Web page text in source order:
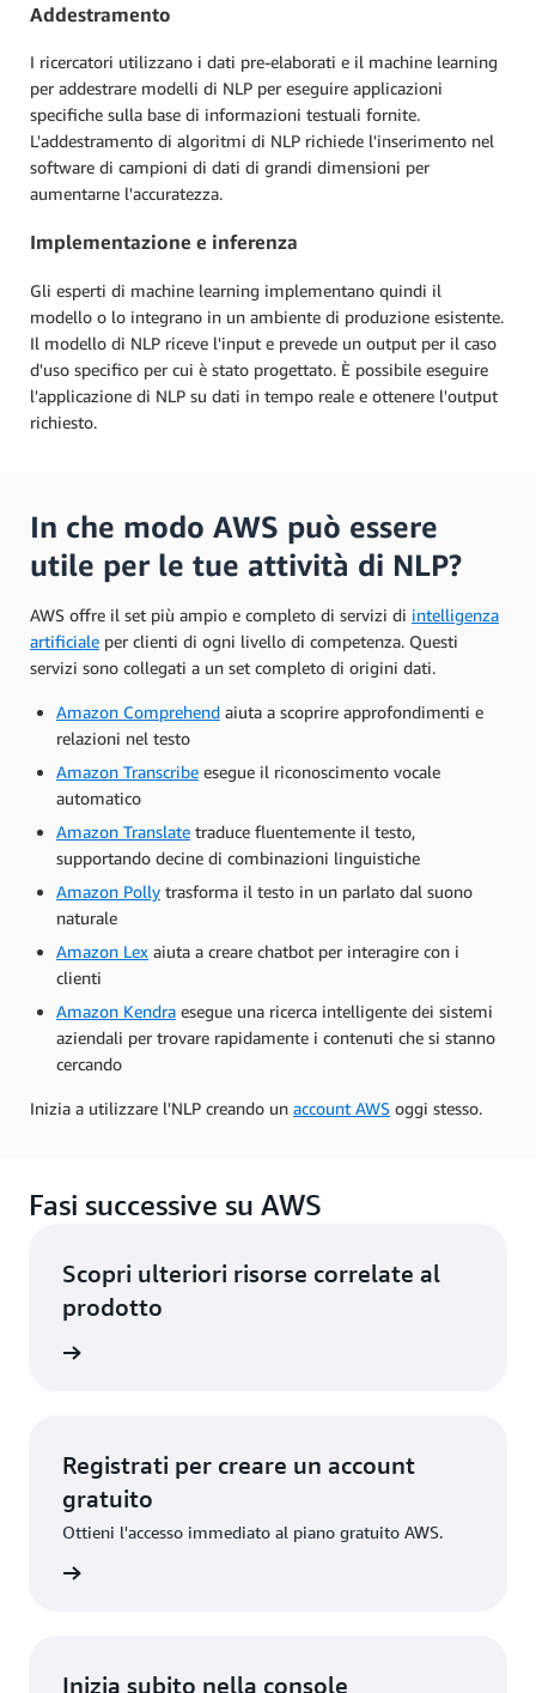
Addestramento
I ricercatori utilizzano i dati pre-elaborati e il machine learning
per addestrare modelli di NLP per eseguire applicazioni
specifiche sulla base di informazioni testuali fornite.
L'addestramento di algoritmi di NLP richiede l'inserimento nel
software di campioni di dati di grandi dimensioni per
aumentarne l'accuratezza.
Implementazione e inferenza
Gli esperti di machine learning implementano quindi il
modello o lo integrano in un ambiente di produzione esistente.
Il modello di NLP riceve l'input e prevede un output per il caso
d'uso specifico per cui è stato progettato. È possibile eseguire
l'applicazione di NLP su dati in tempo reale e ottenere l'output
richiesto.
In che modo AWS può essere
utile per le tue attività di NLP?
AWS offre il set più ampio e completo di servizi di intelligenza
artificiale per clienti di ogni livello di competenza. Questi
servizi sono collegati a un set completo di origini dati.
Amazon Comprehend aiuta a scoprire approfondimenti e
relazioni nel testo
Amazon Transcribe esegue il riconoscimento vocale
automatico
Amazon Translate traduce fluentemente il testo,
supportando decine di combinazioni linguistiche
Amazon Polly trasforma il testo in un parlato dal suono
naturale
Amazon Lex aiuta a creare chatbot per interagire con i
clienti
Amazon Kendra esegue una ricerca intelligente dei sistemi
aziendali per trovare rapidamente i contenuti che si stanno
cercando
Inizia a utilizzare l'NLP creando un account AWS oggi stesso.
Fasi successive su AWS
Scopri ulteriori risorse correlate al
prodotto
Registrati per creare un account
gratuito
Ottieni l'accesso immediato al piano gratuito AWS.
Inizia subito nella console